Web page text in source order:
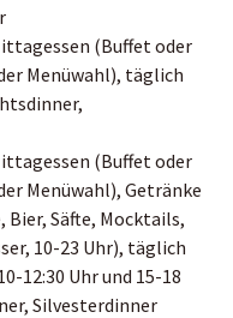
(Buffet oder
Menüwahl), täglich
(Buffet oder
Menüwahl), Getränke
Säfte, Mocktails,
10-23 Uhr), täglich
12:30 Uhr und 15-18
Silvesterdinner